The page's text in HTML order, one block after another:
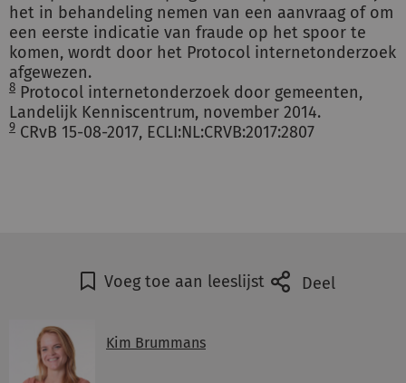
het in behandeling nemen van een aanvraag of om
een eerste indicatie van fraude op het spoor te
komen, wordt door het Protocol internetonderzoek
afgewezen.
8 Protocol internetonderzoek door gemeenten,
Landelijk Kenniscentrum, november 2014.
9 CRvB 15-08-2017, ECLI:NL:CRVB:2017:2807
Voeg toe aan leeslijst Deel
Kim Brummans